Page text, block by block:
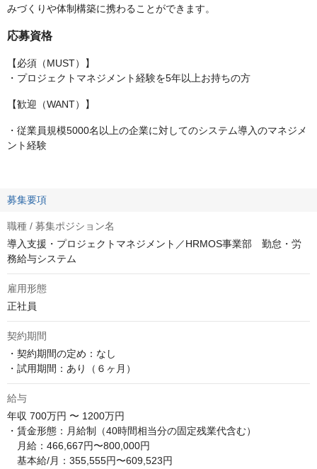
みづくりや体制構築に携わることができます。
応募資格
【必須（MUST）】
・プロジェクトマネジメント経験を5年以上お持ちの方
【歓迎（WANT）】
・従業員規模5000名以上の企業に対してのシステム導入のマネジメ
ント経験
募集要項
職種 / 募集ポジション名
導入支援・プロジェクトマネジメント／HRMOS事業部 勤怠・労
務給与システム
雇用形態
正社員
契約期間
・契約期間の定め：なし
・試用期間：あり（６ヶ月）
給与
年収 700万円 〜 1200万円
・賃金形態：月給制（40時間相当分の固定残業代含む）
月給：466,667円〜800,000円
基本給/月：355,555円〜609,523円